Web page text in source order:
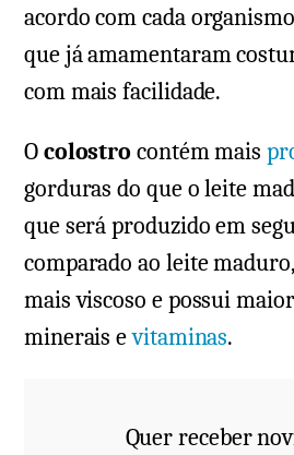
acordo com cada
que já amamentaram
com mais facilidade.
Ocolostro contém mais
gorduras do que o leite
que será produzido em
comparado ao leite
mais viscoso e possui
minerais evitaminas.
Quer receber